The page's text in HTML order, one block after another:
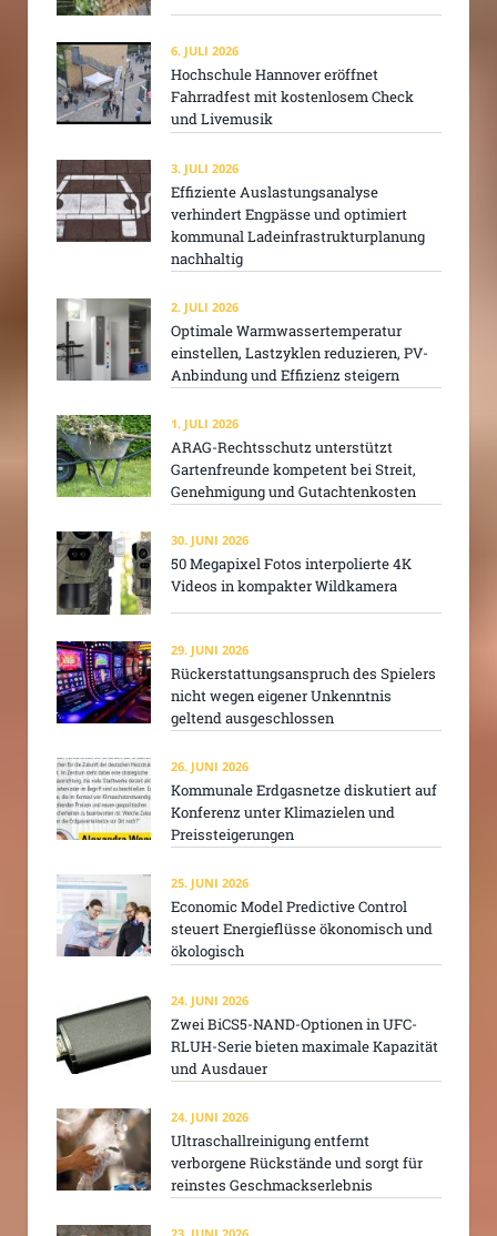
6. JULI 2026
Hochschule Hannover eröffnet
Fahrradfest mit kostenlosem Check
und Livemusik
3. JULI 2026
Effiziente Auslastungsanalyse
verhindert Engpässe und optimiert
kommunal Ladeinfrastrukturplanung
nachhaltig
2. JULI 2026
Optimale Warmwassertemperatur
einstellen, Lastzyklen reduzieren, PV-
Anbindung und Effizienz steigern
1. JULI 2026
ARAG-Rechtsschutz unterstützt
Gartenfreunde kompetent bei Streit,
Genehmigung und Gutachtenkosten
30. JUNI 2026
50 Megapixel Fotos interpolierte 4K
Videos in kompakter Wildkamera
29. JUNI 2026
Rückerstattungsanspruch des Spielers
nicht wegen eigener Unkenntnis
geltend ausgeschlossen
26. JUNI 2026
Kommunale Erdgasnetze diskutiert auf
Konferenz unter Klimazielen und
Preissteigerungen
25. JUNI 2026
Economic Model Predictive Control
steuert Energieflüsse ökonomisch und
ökologisch
24. JUNI 2026
Zwei BiCS5-NAND-Optionen in UFC-
RLUH-Serie bieten maximale Kapazität
und Ausdauer
24. JUNI 2026
Ultraschallreinigung entfernt
verborgene Rückstände und sorgt für
reinstes Geschmackserlebnis